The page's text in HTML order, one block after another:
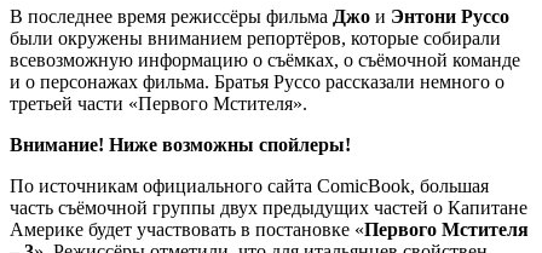
В последнее время режиссёры фильма Джо и Энтони Руссо
были окружены вниманием репортёров, которые собирали
всевозможную информацию о съёмках, о съёмочной команде
и о персонажах фильма. Братья Руссо рассказали немного о
третьей части «Первого Мстителя».
Внимание! Ниже возможны спойлеры!
По источникам официального сайта ComicBook, большая
часть съёмочной группы двух предыдущих частей о Капитане
Америке будет участвовать в постановке «Первого Мстителя